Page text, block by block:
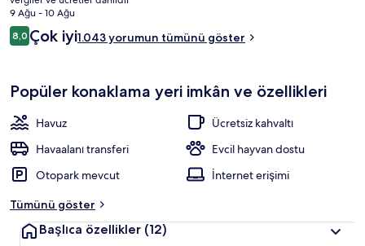
fiyat
6.017 TL
9 Ağu - 10 Ağu
Yorumlar
8,08,0/10
Çok iyi1.043 yorumun tümünü göster
Popüler konaklama yeri imkân ve özellikleri
Havuz
Ücretsiz kahvaltı
Havaalanı transferi
Evcil hayvan dostu
Otopark mevcut
İnternet erişimi
Tümünü göster
Başlıca özellikler (12)